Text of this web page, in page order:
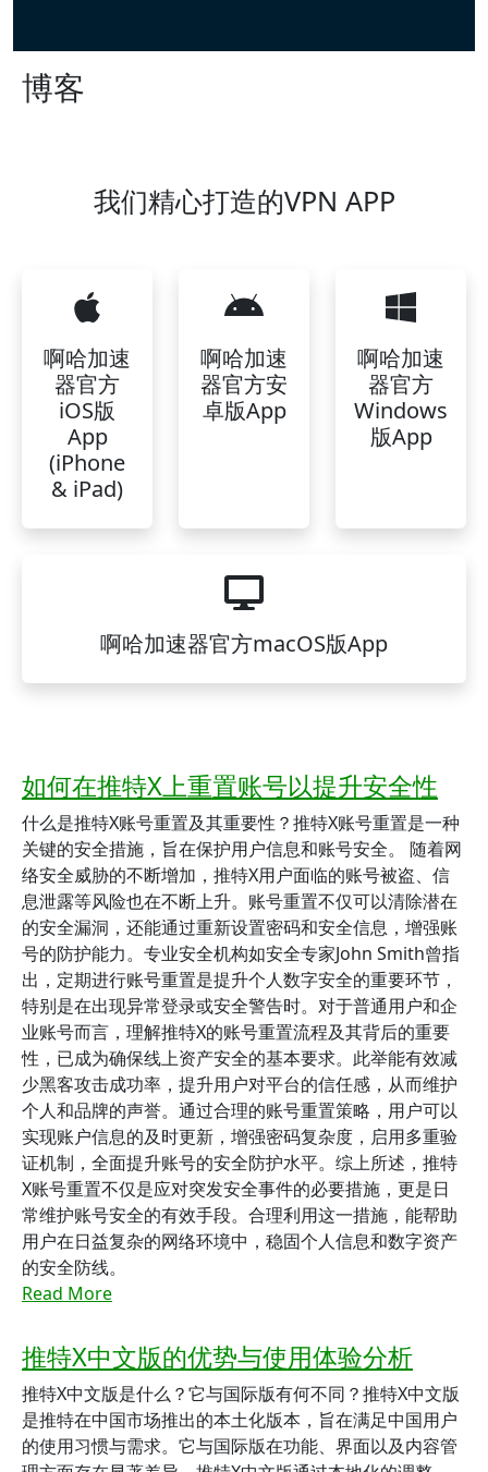
博客
我们精心打造的VPN APP
啊哈加速
器官方
iOS版
App
(iPhone
& iPad)
啊哈加速
器官方安
卓版App
啊哈加速
器官方
Windows
版App
啊哈加速器官方macOS版App
如何在推特X上重置账号以提升安全性
什么是推特X账号重置及其重要性？推特X账号重置是一种
关键的安全措施，旨在保护用户信息和账号安全。 随着网
络安全威胁的不断增加，推特X用户面临的账号被盗、信
息泄露等风险也在不断上升。账号重置不仅可以清除潜在
的安全漏洞，还能通过重新设置密码和安全信息，增强账
号的防护能力。专业安全机构如安全专家John Smith曾指
出，定期进行账号重置是提升个人数字安全的重要环节，
特别是在出现异常登录或安全警告时。对于普通用户和企
业账号而言，理解推特X的账号重置流程及其背后的重要
性，已成为确保线上资产安全的基本要求。此举能有效减
少黑客攻击成功率，提升用户对平台的信任感，从而维护
个人和品牌的声誉。通过合理的账号重置策略，用户可以
实现账户信息的及时更新，增强密码复杂度，启用多重验
证机制，全面提升账号的安全防护水平。综上所述，推特
X账号重置不仅是应对突发安全事件的必要措施，更是日
常维护账号安全的有效手段。合理利用这一措施，能帮助
用户在日益复杂的网络环境中，稳固个人信息和数字资产
的安全防线。
Read More
推特X中文版的优势与使用体验分析
推特X中文版是什么？它与国际版有何不同？推特X中文版
是推特在中国市场推出的本土化版本，旨在满足中国用户
的使用习惯与需求。它与国际版在功能、界面以及内容管